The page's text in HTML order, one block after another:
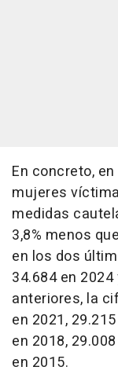
En concreto,
mujeres
medidas
3,8% menos
en los dos
34.684 en
anteriores, la
en 2021,
en 2018,
en 2015.